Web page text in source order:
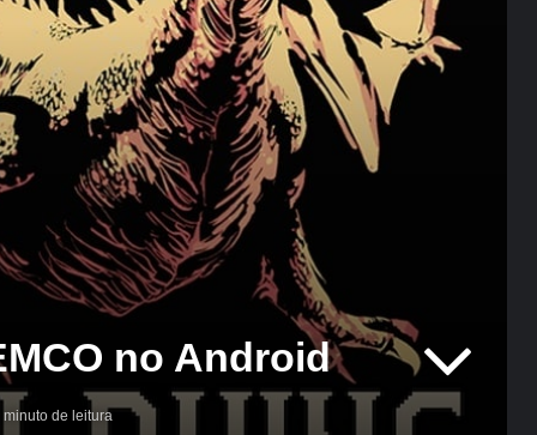
no Android
minuto de leitura